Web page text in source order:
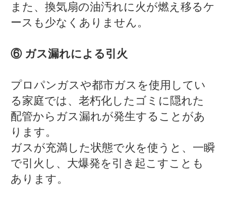
また、換気扇の油汚れに火が燃え移るケ
ースも少なくありません。
⑥ ガス漏れによる引火
プロパンガスや都市ガスを使用してい
る家庭では、老朽化したゴミに隠れた
配管からガス漏れが発生することがあ
ります。
ガスが充満した状態で火を使うと、一瞬
で引火し、大爆発を引き起こすことも
あります。